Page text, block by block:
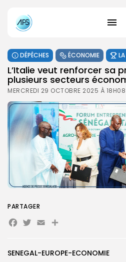
DÉPÊCHES ÉCONOMIE
L’Italie veut renforcer sa
plusieurs secteurs
MERCREDI 29 OCTOBRE 2025 À 18H08
SENEGAL-EUROPE-ECONOMIE
PARTAGER
Facebook
Twitter
EmailPartager